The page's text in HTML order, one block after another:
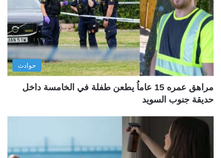
حوادث
مراهق عمره 15 عاماُ يطعن طفلة في الخامسة داخل
حديقة جنوب السويد